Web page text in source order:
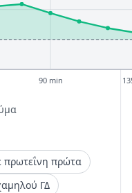
90 min
πρωτεΐνη πρώτα
ΓΔ